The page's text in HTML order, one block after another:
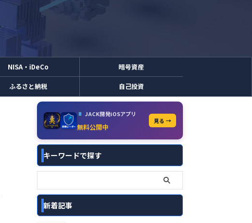
NISA・iDeCo 暗号資産
ふるさと納税 自己投資
JACK開発iOSアプリ
無料公開中
見る →
キーワードで探す
新着記事